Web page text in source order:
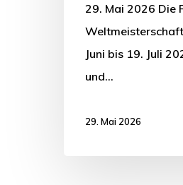
29. Mai 2026 Die
Juni bis 19. Juli
und…
29. Mai 2026